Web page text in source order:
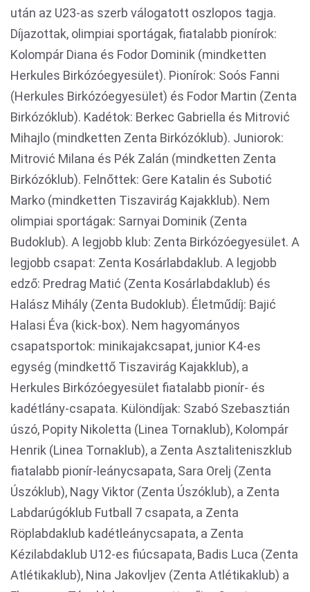
után az U23-as szerb válogatott oszlopos tagja.
Díjazottak, olimpiai sportágak, fiatalabb pionírok:
Kolompár Diana és Fodor Dominik (mindketten
Herkules Birkózóegyesület). Pionírok: Soós Fanni
(Herkules Birkózóegyesület) és Fodor Martin (Zenta
Birkózóklub). Kadétok: Berkec Gabriella és Mitrović
Mihajlo (mindketten Zenta Birkózóklub). Juniorok:
Mitrović Milana és Pék Zalán (mindketten Zenta
Birkózóklub). Felnőttek: Gere Katalin és Subotić
Marko (mindketten Tiszavirág Kajakklub). Nem
olimpiai sportágak: Sarnyai Dominik (Zenta
Budoklub). A legjobb klub: Zenta Birkózóegyesület. A
legjobb csapat: Zenta Kosárlabdaklub. A legjobb
edző: Predrag Matić (Zenta Kosárlabdaklub) és
Halász Mihály (Zenta Budoklub). Életműdíj: Bajić
Halasi Éva (kick-box). Nem hagyományos
csapatsportok: minikajakcsapat, junior K4-es
egység (mindkettő Tiszavirág Kajakklub), a
Herkules Birkózóegyesület fiatalabb pionír- és
kadétlány-csapata. Különdíjak: Szabó Szebasztián
úszó, Popity Nikoletta (Linea Tornaklub), Kolompár
Henrik (Linea Tornaklub), a Zenta Asztaliteniszklub
fiatalabb pionír-leánycsapata, Sara Orelj (Zenta
Úszóklub), Nagy Viktor (Zenta Úszóklub), a Zenta
Labdarúgóklub Futball 7 csapata, a Zenta
Röplabdaklub kadétleánycsapata, a Zenta
Kézilabdaklub U12-es fiúcsapata, Badis Luca (Zenta
Atlétikaklub), Nina Jakovljev (Zenta Atlétikaklub) a